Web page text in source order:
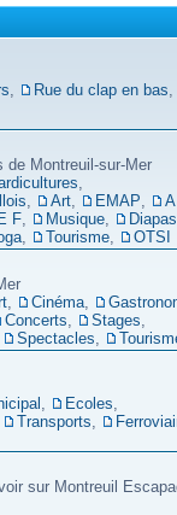
, Rue du clap en bas,
de Montreuil-sur-Mer
,
, Art, EMAP,
F, Musique,
, Tourisme, OTSI
, Cinéma,
Concerts, Stages,
Spectacles,
, Ecoles,
Transports,
sur Montreuil